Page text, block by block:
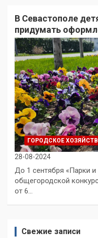
В Севастополе
придумать
ГОРОДСКОЕ
28-08-2024
До 1 сентября «Парки
общегородской
от 6…
Свежие записи